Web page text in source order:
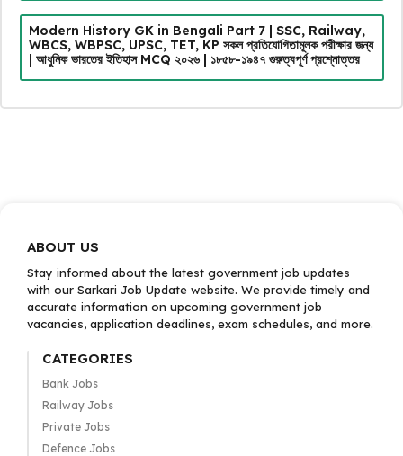
Modern History GK in Bengali Part 7 | SSC, Railway,
WBCS, WBPSC, UPSC, TET, KP সকল প্রতিযোগিতামূলক পরীক্ষার জন্য
| আধুনিক ভারতের ইতিহাস MCQ ২০২৬ | ১৮৫৮-১৯৪৭ গুরুত্বপূর্ণ প্রশ্নোত্তর
ABOUT US
Stay informed about the latest government job updates
with our Sarkari Job Update website. We provide timely and
accurate information on upcoming government job
vacancies, application deadlines, exam schedules, and more.
CATEGORIES
Bank Jobs
Railway Jobs
Private Jobs
Defence Jobs